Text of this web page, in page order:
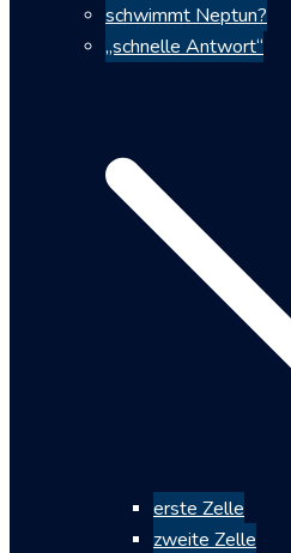
schwimmt Neptun?
„schnelle Antwort“
erste Zelle
zweite Zelle